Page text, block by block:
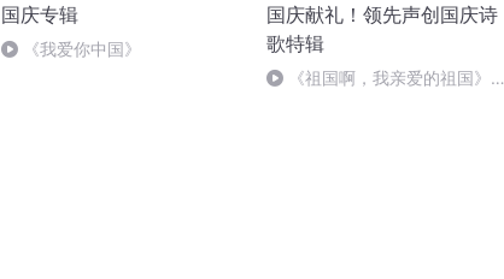
国庆专辑
《我爱你中国》
国庆献礼！领先声创国庆诗
歌特辑
《祖国啊，我亲爱的祖国》温